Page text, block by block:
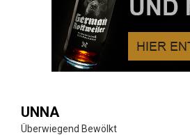
UNNA
Überwiegend Bewölkt